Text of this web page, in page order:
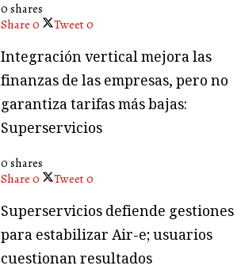
0 shares
Share 0 Tweet0
Integración vertical mejora las
finanzas de las empresas, pero no
garantiza tarifas más bajas:
Superservicios
0 shares
Share 0 Tweet0
Superservicios defiende gestiones
para estabilizar Air-e; usuarios
cuestionan resultados